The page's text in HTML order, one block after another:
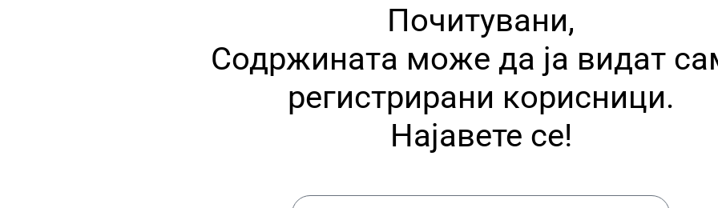
Почитувани,
Содржината може да ја видат
регистрирани корисници.
Најавете се!